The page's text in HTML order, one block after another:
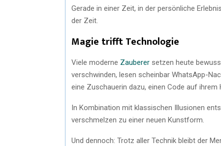
Gerade in einer Zeit, in der persönliche
der Zeit.
Magie trifft Technologie
Viele moderne Zauberer setzen heute
verschwinden, lesen scheinbar WhatsApp-
eine Zuschauerin dazu, einen Code auf
In Kombination mit klassischen Illusionen
verschmelzen zu einer neuen Kunstform.
Und dennoch: Trotz aller Technik bleibt der